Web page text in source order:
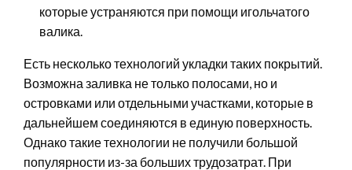
которые устраняются при помощи игольчатого
валика.
Есть несколько технологий укладки таких покрытий.
Возможна заливка не только полосами, но и
островками или отдельными участками, которые в
дальнейшем соединяются в единую поверхность.
Однако такие технологии не получили большой
популярности из-за больших трудозатрат. При